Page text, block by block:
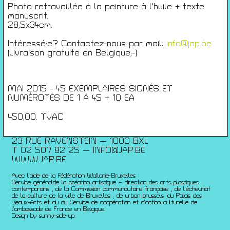
Photo retravaillée à la peinture à l'huile + texte
manuscrit.
28,5x34cm.
Intéressé·e? Contactez-nous par mail: info@jap.be
(Livraison gratuite en Belgique;-)
MAI 2015 - 45 EXEMPLAIRES SIGNÉS ET
NUMÉROTÉS DE 1 À 45 + 10 EA
450,00. TVAC
Films
Rencontres
Architecture + Film
Expositions
Activités scolaires
Saisons Précédentes
JEUNESSE & ARTS PLASTIQUES
23 RUE RAVENSTEIN — 1000 BXL
T 02 507 82 25 —
INFO@JAP.BE
WWW.JAP.BE
Avec l’aide de la Fédération Wallonie-Bruxelles :
Service généralde la création artistique – direction des arts plastiques
contemporains ; de la Commission communautaire française ; de l’échevinat
de la culture de la ville de Bruxelles ; de urban brussels ;du Palais des
Beaux-Arts et du du Service de coopération et d’action culturelle de
l’ambassade de France en Belgique.
Design by sunny-side-up.